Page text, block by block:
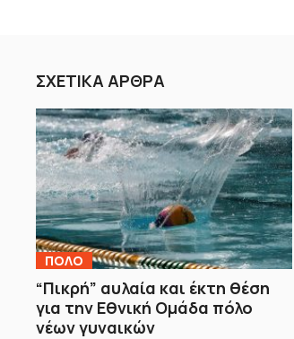
ΣΧΕΤΙΚΑ ΑΡΘΡΑ
ΠΟΛΟ
“Πικρή” αυλαία και έκτη θέση
για την Εθνική Ομάδα πόλο
νέων γυναικών